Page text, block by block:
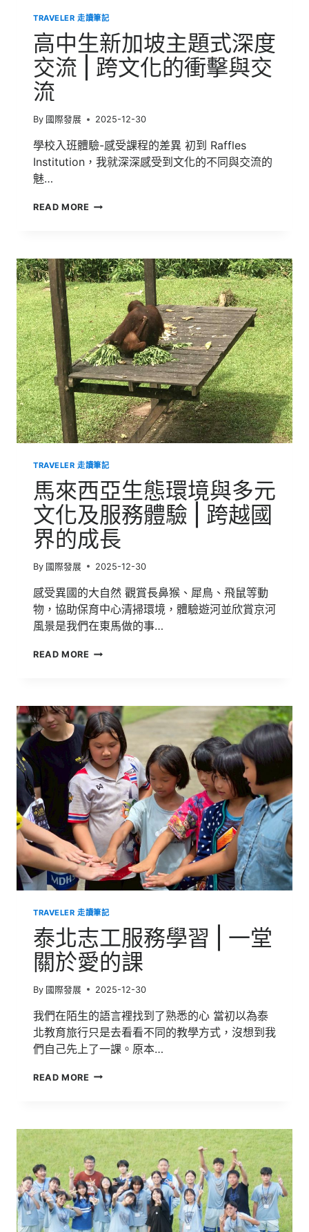
TRAVELER 走讀筆記
高中生新加坡主題式深度
交流 | 跨文化的衝擊與交
流
By 國際發展 2025-12-30
學校入班體驗-感受課程的差異 初到 Raffles
Institution，我就深深感受到文化的不同與交流的
魅…
READ MORE 高
加
坡
主
題
式
深
度
交
流
|
跨
文
化
的
衝
與
交
流
TRAVELER 走讀筆記
馬來西亞生態環境與多元
文化及服務體驗 | 跨越國
界的成長
By 國際發展 2025-12-30
感受異國的大自然 觀賞長鼻猴、犀鳥、飛鼠等動
物，協助保育中心清掃環境，體驗遊河並欣賞京河
風景是我們在東馬做的事…
READ MORE
態
環
境
與
多
元
文
化
及
服
務
體
驗
越
國
界
的
成
TRAVELER 走讀筆記
泰北志工服務學習 | 一堂
關於愛的課
By 國際發展 2025-12-30
我們在陌生的語言裡找到了熟悉的心 當初以為泰
北教育旅行只是去看看不同的教學方式，沒想到我
們自己先上了一課。原本…
READ MORE 泰
務
學
習
|
一
堂
關